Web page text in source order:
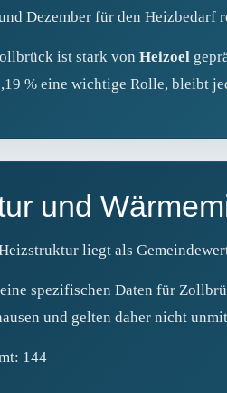
Dezember für den
ist stark von Heizoel
% eine wichtige Rolle, bleibt
und
liegt als
spezifischen Daten für
und gelten daher nicht
144